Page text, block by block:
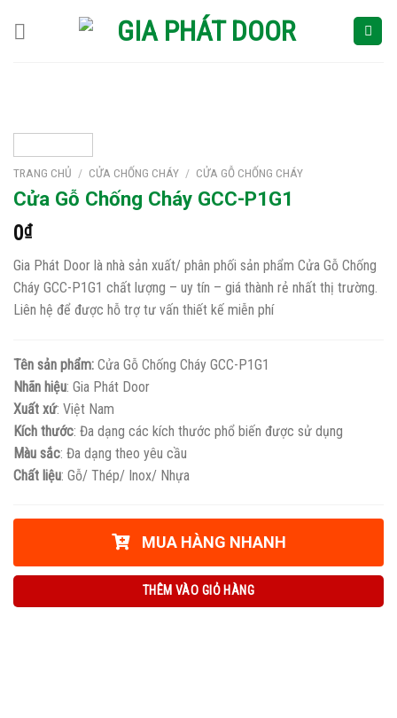
TRANG CHỦ / CỬA CHỐNG CHÁY / CỬA GỖ CHỐNG CHÁY
Cửa Gỗ Chống Cháy GCC-P1G1
0₫
Gia Phát Door là nhà sản xuất/ phân phối sản phẩm Cửa Gỗ Chống
Cháy GCC-P1G1 chất lượng – uy tín – giá thành rẻ nhất thị trường.
Liên hệ để được hỗ trợ tư vấn thiết kế miễn phí
Tên sản phẩm: Cửa Gỗ Chống Cháy GCC-P1G1
Nhãn hiệu: Gia Phát Door
Xuất xứ: Việt Nam
Kích thước: Đa dạng các kích thước phổ biến được sử dụng
Màu sắc: Đa dạng theo yêu cầu
Chất liệu: Gỗ/ Thép/ Inox/ Nhựa
MUA HÀNG NHANH
THÊM VÀO GIỎ HÀNG